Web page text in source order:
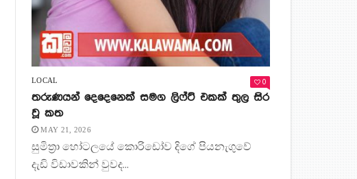
LOCAL 0
තරුණයන් දෙදෙනෙක් සමග ලිෆ්ට් එකක් තුල සිර
වූ කත
MAY 21, 2026
සුමිත්‍රා හෝටලයේ කොරිඩෝව දිගේ පියනැගුවේ
දැඩි විඩාවකින් වුවද...